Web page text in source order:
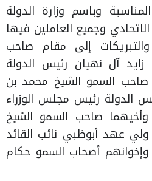
وباسم وزارة الدولة
وجميع العاملين فيها
إلى مقام صاحب
آل نهيان رئيس الدولة
صاحب السمو الشيخ محمد بن
الدولة رئيس مجلس الوزراء
وأخيهما صاحب السمو الشيخ
عهد أبوظبي نائب القائد
وإخوانهم أصحاب السمو حكام